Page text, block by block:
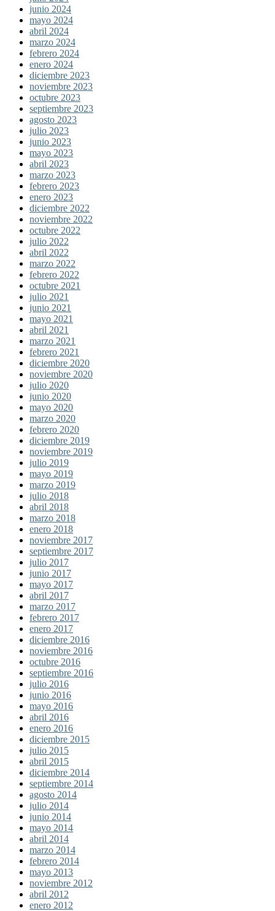
junio 2024
mayo 2024
abril 2024
marzo 2024
febrero 2024
enero 2024
diciembre 2023
noviembre 2023
octubre 2023
septiembre 2023
agosto 2023
julio 2023
junio 2023
mayo 2023
abril 2023
marzo 2023
febrero 2023
enero 2023
diciembre 2022
noviembre 2022
octubre 2022
julio 2022
abril 2022
marzo 2022
febrero 2022
octubre 2021
julio 2021
junio 2021
mayo 2021
abril 2021
marzo 2021
febrero 2021
diciembre 2020
noviembre 2020
julio 2020
junio 2020
mayo 2020
marzo 2020
febrero 2020
diciembre 2019
noviembre 2019
julio 2019
mayo 2019
marzo 2019
julio 2018
abril 2018
marzo 2018
enero 2018
noviembre 2017
septiembre 2017
julio 2017
junio 2017
mayo 2017
abril 2017
marzo 2017
febrero 2017
enero 2017
diciembre 2016
noviembre 2016
octubre 2016
septiembre 2016
julio 2016
junio 2016
mayo 2016
abril 2016
enero 2016
diciembre 2015
julio 2015
abril 2015
diciembre 2014
septiembre 2014
agosto 2014
julio 2014
junio 2014
mayo 2014
abril 2014
marzo 2014
febrero 2014
mayo 2013
noviembre 2012
abril 2012
enero 2012